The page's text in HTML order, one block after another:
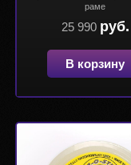
раме
25 990 руб.
В корзину